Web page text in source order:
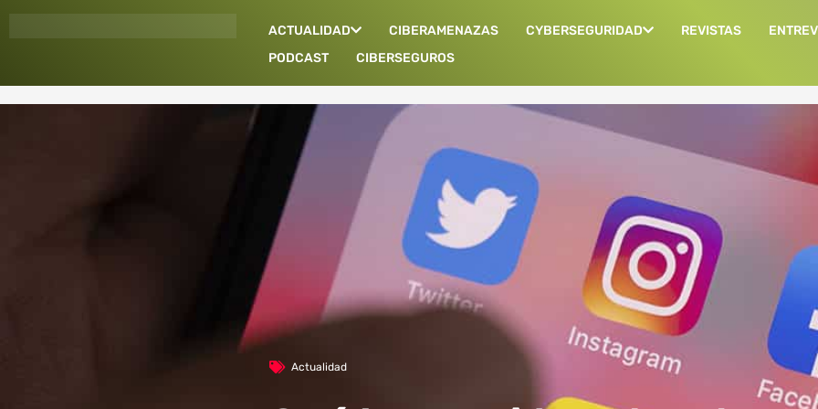
ACTUALIDAD CIBERAMENAZAS CYBERSEGURIDAD REVISTAS
PODCAST
CIBERSEGUROS
Actualidad